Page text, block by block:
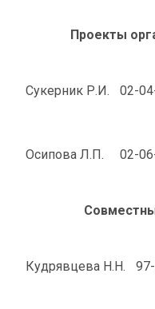
Проекты
Сукерник Р.И. 02-
Осипова Л.П. 02-
Кудрявцева Н.Н.